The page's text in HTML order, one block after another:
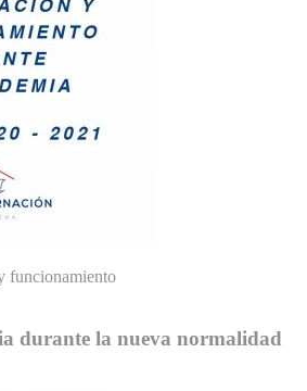
funcionamiento
durante la nueva normalidad